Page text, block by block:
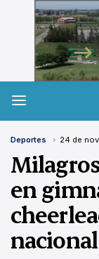
Deportes 24 de
en